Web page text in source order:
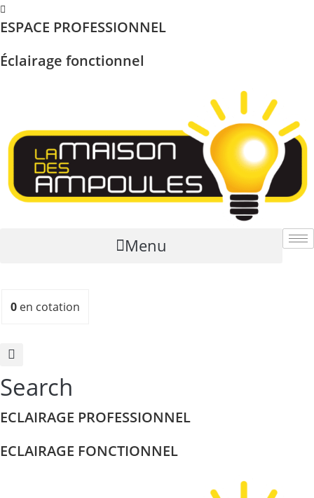
Skip
to
ESPACE PROFESSIONNEL
Éclairage fonctionnel
Menu
0 en cotation
Search
ECLAIRAGE PROFESSIONNEL
ECLAIRAGE FONCTIONNEL